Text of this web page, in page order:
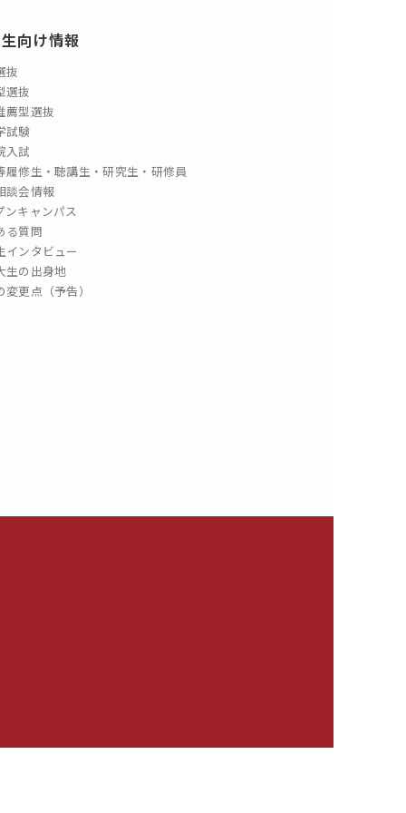
向け情報
抜
選抜
薦型選抜
試験
入試
履修生・聴講生・研究生・研修員
談会情報
ンキャンパス
る質問
インタビュー
生の出身地
変更点（予告）